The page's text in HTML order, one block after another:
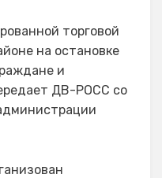
торговой
на остановке
и
ДВ-РОСС со